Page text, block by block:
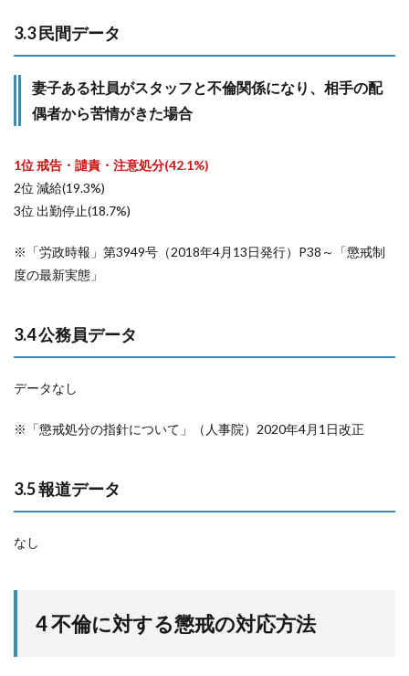
3.3 民間データ
妻子ある社員がスタッフと不倫関係になり、相手の配
偶者から苦情がきた場合
1位 戒告・譴責・注意処分(42.1%)
2位 減給(19.3%)
3位 出勤停止(18.7%)
※「労政時報」第3949号（2018年4月13日発行）P38～「懲戒制
度の最新実態」
3.4 公務員データ
データなし
※「懲戒処分の指針について」（人事院）2020年4月1日改正
3.5 報道データ
なし
4 不倫に対する懲戒の対応方法